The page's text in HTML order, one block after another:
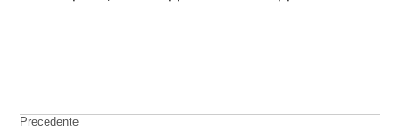
Navigazione
Precedente